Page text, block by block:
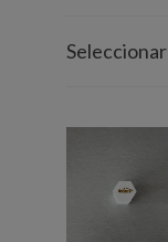
Seleccionar